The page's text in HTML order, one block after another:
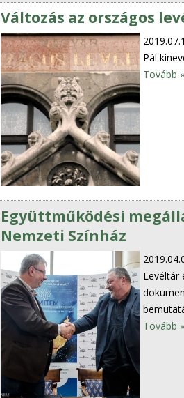
Változás az országos
Pál
Tovább »
Együttműködési
Nemzeti Színház
Levéltár
Tovább »